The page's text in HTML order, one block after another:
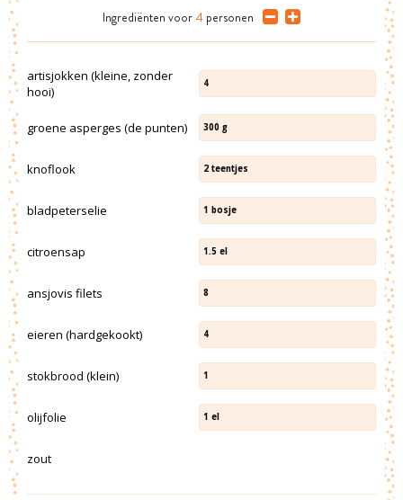
Ingrediënten voor 4 personen
artisjokken (kleine, zonder
hooi)
4
groene asperges (de punten) 300 g
knoflook 2 teentjes
bladpeterselie 1 bosje
citroensap 1.5 el
ansjovis filets 8
eieren (hardgekookt) 4
stokbrood (klein) 1
olijfolie 1 el
zout